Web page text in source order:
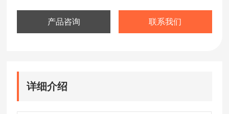
产品咨询 联系我们
详细介绍